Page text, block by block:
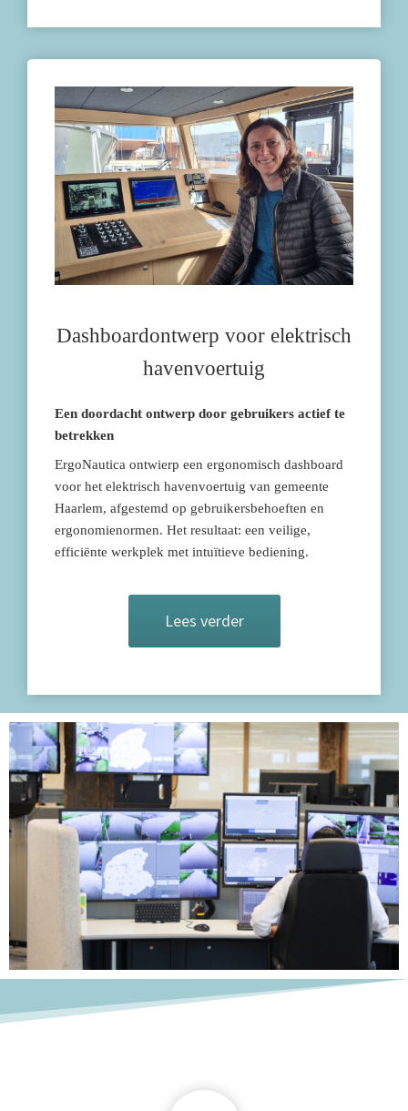
Dashboardontwerp voor elektrisch
havenvoertuig
Een doordacht ontwerp door gebruikers actief te
betrekken
ErgoNautica ontwierp een ergonomisch dashboard
voor het elektrisch havenvoertuig van gemeente
Haarlem, afgestemd op gebruikersbehoeften en
ergonomienormen. Het resultaat: een veilige,
efficiënte werkplek met intuïtieve bediening.
Lees verder